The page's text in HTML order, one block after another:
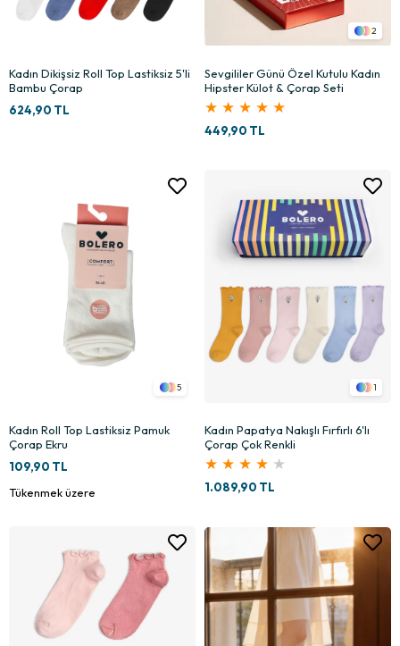
Kadın Dikişsiz Roll Top Lastiksiz 5'li
Bambu Çorap
624,90 TL
2
Sevgililer Günü Özel Kutulu Kadın
Hipster Külot & Çorap Seti
★ ★ ★ ★ ★
449,90 TL
5
Kadın Roll Top Lastiksiz Pamuk
Çorap Ekru
109,90 TL
Tükenmek üzere
1
Kadın Papatya Nakışlı Fırfırlı 6'lı
Çorap Çok Renkli
★ ★ ★ ★ ★
1.089,90 TL